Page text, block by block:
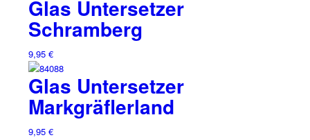
Glas Untersetzer
Schramberg
9,95 €
Glas Untersetzer
Markgräflerland
9,95 €